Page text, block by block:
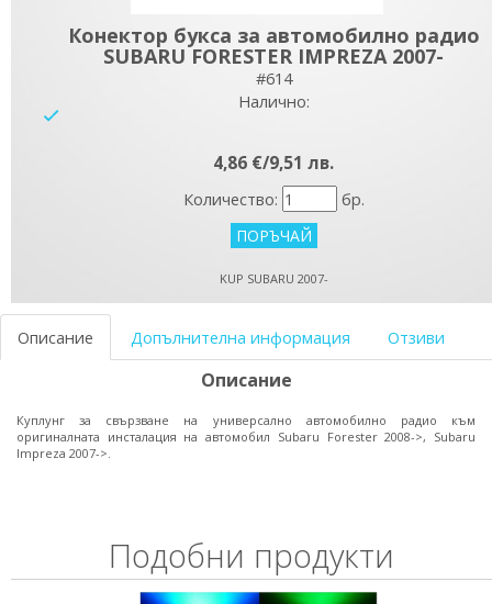
Конектор букса за автомобилно радио
SUBARU FORESTER IMPREZA 2007-
#614
Налично:
4,86 €/9,51 лв.
Количество: бр.
KUP SUBARU 2007-
Описание Допълнителна информация Отзиви
Описание
Куплунг за свързване на универсално автомобилно радио към
оригиналната инсталация на автомобил Subaru Forester 2008->, Subaru
Impreza 2007->.
Подобни продукти